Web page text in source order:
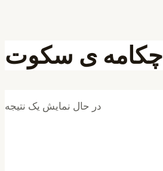
چکامه ی سکوت
در حال نمایش یک نتیجه